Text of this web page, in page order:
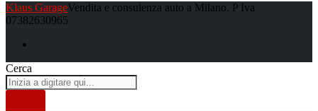
Klaus GarageVendita e consulenza auto a Milano. P Iva
07382630965
Cerca